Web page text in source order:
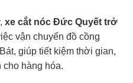
xe cắt nóc Đức Quyết trở
vận chuyển đồ cồng
giúp tiết kiệm thời gian,
cho hàng hóa.